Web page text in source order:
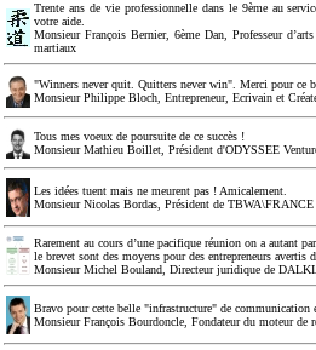
Trente ans de vie professionnelle dans le 9ème au
votre aide.
Monsieur François Bernier, 6ème Dan, Professeur
martiaux
"Winners never quit. Quitters never win". Merci pour ce
Monsieur Philippe Bloch, Entrepreneur, Ecrivain et
Tous mes voeux de poursuite de ce succès !
Monsieur Mathieu Boillet, Président d'ODYSSEE
Les idées tuent mais ne meurent pas ! Amicalement.
Monsieur Nicolas Bordas, Président de
Rarement au cours d’une pacifique réunion on a autant
le brevet sont des moyens pour des entrepreneurs avertis
Monsieur Michel Bouland, Directeur juridique de
Bravo pour cette belle "infrastructure" de communication
Monsieur François Bourdoncle, Fondateur du moteur de